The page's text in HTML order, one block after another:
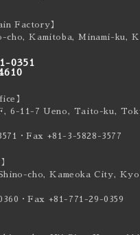
Factory】
cho, Kamitoba, Minami-ku,
0351
】
6-11-7 Ueno, Taito-ku,
・Fax +81-3-5828-3577
cho, Kameoka City,
・Fax +81-771-29-0359